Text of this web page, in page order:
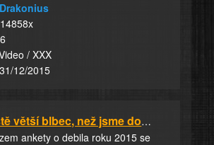
Drakonius
14858x
6
/ XXX
31/12/2015
Ještě větší blbec, než jsme doufali
ankety o debila roku 2015 se